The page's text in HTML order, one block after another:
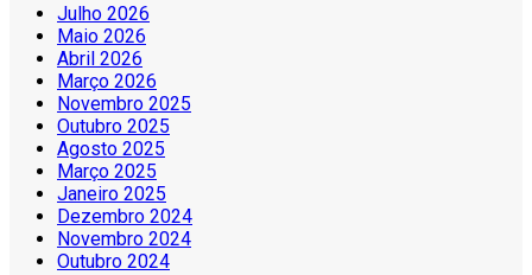
Julho 2026
Maio 2026
Abril 2026
Março 2026
Novembro 2025
Outubro 2025
Agosto 2025
Março 2025
Janeiro 2025
Dezembro 2024
Novembro 2024
Outubro 2024